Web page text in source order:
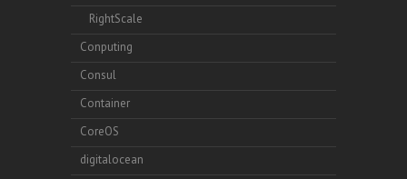
RightScale
Conputing
Consul
Container
CoreOS
digitalocean